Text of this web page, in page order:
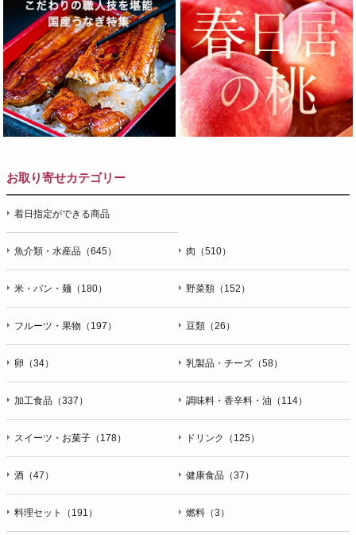
お取り寄せカテゴリー
着日指定ができる商品
魚介類・水産品（645） 肉（510）
米・パン・麺（180） 野菜類（152）
フルーツ・果物（197） 豆類（26）
卵（34） 乳製品・チーズ（58）
加工食品（337） 調味料・香辛料・油（114）
スイーツ・お菓子（178） ドリンク（125）
酒（47） 健康食品（37）
料理セット（191） 燃料（3）